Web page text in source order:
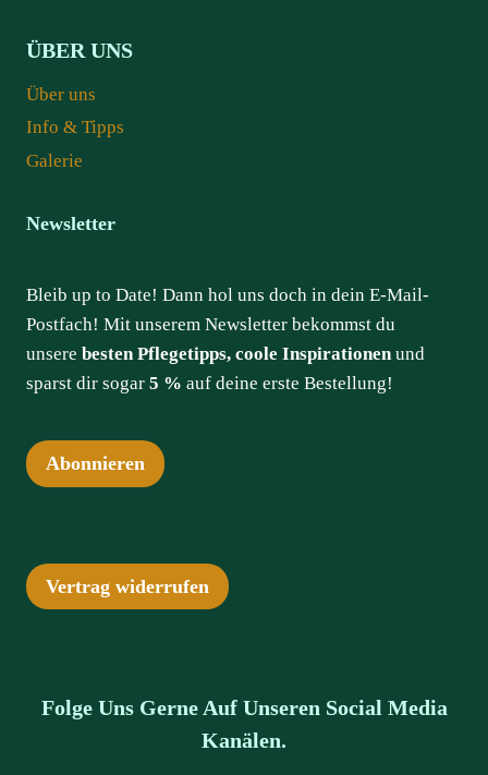
ÜBER UNS
Über uns
Info & Tipps
Galerie
Newsletter
Bleib up to Date! Dann hol uns doch in dein E-Mail-
Postfach! Mit unserem Newsletter bekommst du
unsere besten Pflegetipps, coole Inspirationenund
sparst dir sogar 5 % auf deine erste Bestellung!
Abonnieren
Vertrag widerrufen
Folge Uns Gerne Auf Unseren Social Media
Kanälen.